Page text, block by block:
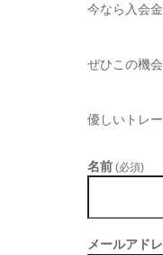
今なら入会
ぜひこの機
優しいトレ
名前 (必須)
メールアド